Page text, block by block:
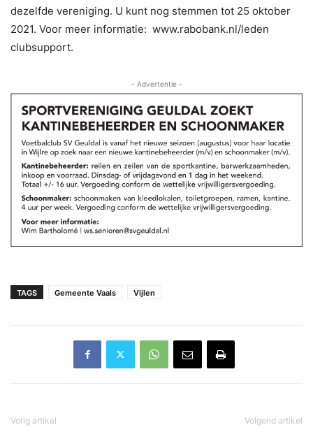
dezelfde vereniging. U kunt nog stemmen tot 25 oktober
2021. Voor meer informatie: www.rabobank.nl/leden
clubsupport.
- Advertentie -
TAGS Gemeente Vaals Vijlen
Vorig artikel Volgend artikel